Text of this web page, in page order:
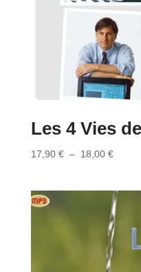
Les 4 Vies
17,90 € – 18,00 €Plage
17,90 €
à
18,00 €